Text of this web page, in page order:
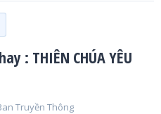
: THIÊN CHÚA YÊU
Truyền Thông